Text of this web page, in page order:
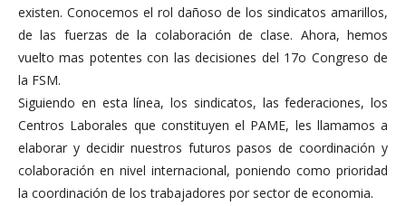
existen. Conocemos el rol dañoso de los sindicatos amarillos,
de las fuerzas de la colaboración de clase. Ahora, hemos
vuelto mas potentes con las decisiones del 17o Congreso de
la FSM.
Siguiendo en esta línea, los sindicatos, las federaciones, los
Centros Laborales que constituyen el PAME, les llamamos a
elaborar y decidir nuestros futuros pasos de coordinación y
colaboración en nivel internacional, poniendo como prioridad
la coordinación de los trabajadores por sector de economia.